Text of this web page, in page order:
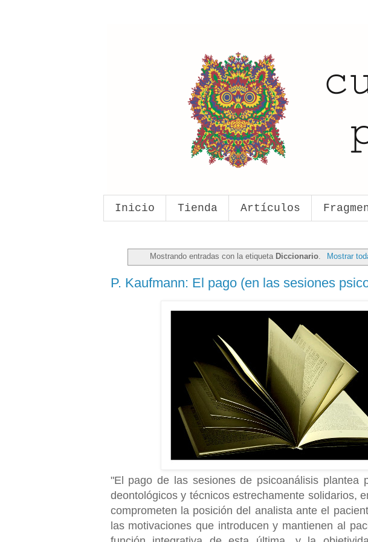
Inicio Tienda Artículos
Mostrando entradas con la etiqueta Diccionario Mostrar
P. Kaufmann: El pago (en las sesiones
"El pago de las sesiones de psicoanálisis plantea
deontológicos y técnicos estrechamente solidarios,
comprometen la posición del analista ante el
las motivaciones que introducen y mantienen al